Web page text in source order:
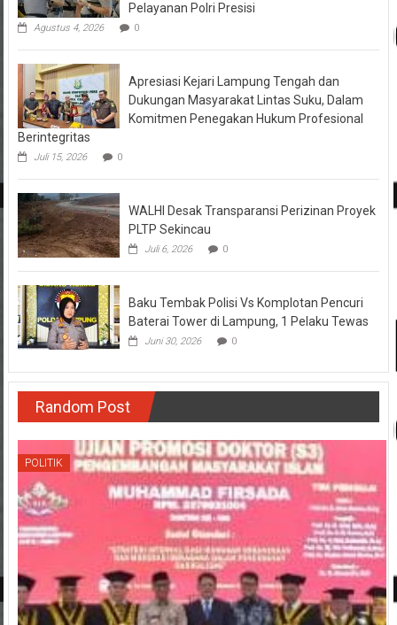
Pelayanan Polri Presisi
Agustus 4, 2026 0
Apresiasi Kejari Lampung Tengah dan
Dukungan Masyarakat Lintas Suku, Dalam
Komitmen Penegakan Hukum Profesional
Berintegritas
Juli 15, 2026 0
WALHI Desak Transparansi Perizinan Proyek
PLTP Sekincau
Juli 6, 2026 0
Baku Tembak Polisi Vs Komplotan Pencuri
Baterai Tower di Lampung, 1 Pelaku Tewas
Juni 30, 2026 0
Random Post
POLITIK